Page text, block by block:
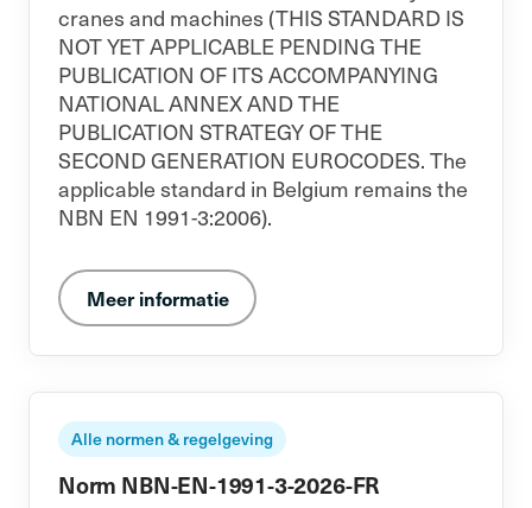
cranes and machines (THIS STANDARD IS
NOT YET APPLICABLE PENDING THE
PUBLICATION OF ITS ACCOMPANYING
NATIONAL ANNEX AND THE
PUBLICATION STRATEGY OF THE
SECOND GENERATION EUROCODES. The
applicable standard in Belgium remains the
NBN EN 1991-3:2006).
Meer informatie
Alle normen & regelgeving
Norm NBN-EN-1991-3-2026-FR